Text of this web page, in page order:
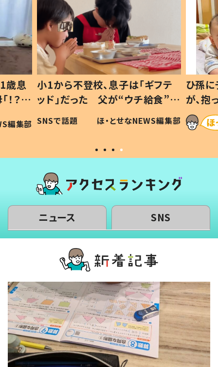
歳息
？」
編集部
小1から不登校、息子は「ギフテ
ッド」だった 父が“ウチ給食”を
作り続ける理由とは #令和の親
#令和の子
SNSで話題 ほ・とせなNEWS編集部
ひ孫
が、
「涙が
い」
ニュース SNS